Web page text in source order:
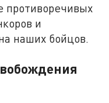
противоречивых
и
наших бойцов.